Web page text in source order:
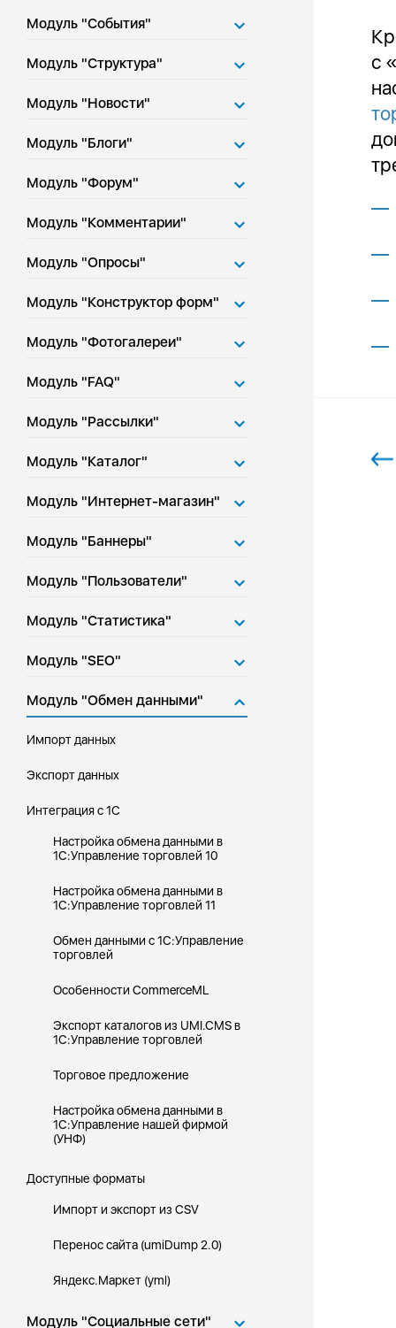
Модуль "События"
Модуль "Структура"
Модуль "Новости"
Модуль "Блоги"
Модуль "Форум"
Модуль "Комментарии"
Модуль "Опросы"
Модуль "Конструктор форм"
Модуль "Фотогалереи"
Модуль "FAQ"
Модуль "Рассылки"
Модуль "Каталог"
Модуль "Интернет-магазин"
Модуль "Баннеры"
Модуль "Пользователи"
Модуль "Статистика"
Модуль "SEO"
Модуль "Обмен данными"
Импорт данных
Экспорт данных
Интеграция с 1С
Настройка обмена данными в
1С:Управление торговлей 10
Настройка обмена данными в
1С:Управление торговлей 11
Обмен данными с 1С:Управление
торговлей
Особенности CommerceML
Экспорт каталогов из UMI.CMS в
1С:Управление торговлей
Торговое предложение
Настройка обмена данными в
1С:Управление нашей фирмой
(УНФ)
Доступные форматы
Импорт и экспорт из CSV
Перенос сайта (umiDump 2.0)
Яндекс.Маркет (yml)
Модуль "Социальные сети"
с